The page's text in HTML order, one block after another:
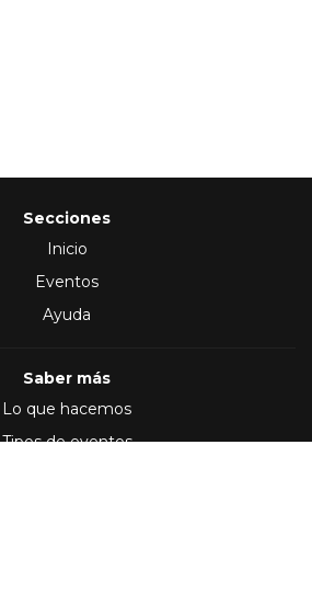
Secciones
Inicio
Eventos
Ayuda
Saber más
Lo que hacemos
Tipos de eventos